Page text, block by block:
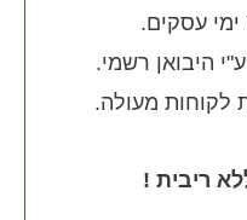
לקוחות מעולה.